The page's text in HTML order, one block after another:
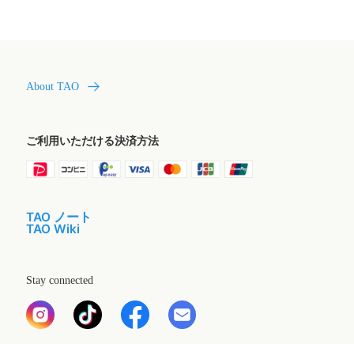
About TAO
ご利用いただける決済方法
TAO ノート
TAO Wiki
Stay connected